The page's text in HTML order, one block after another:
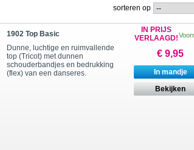
sorteren op
1902 Top Basic
Dunne, luchtige en ruimvallende
top (Tricot) met dunnen
schouderbandjes en bedrukking
(flex) van een danseres.
IN PRIJS
VERLAAGD!
€ 9,95
In mandje
Bekijken